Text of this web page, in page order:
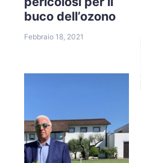
buco dell’ozono
Febbraio 18, 2021